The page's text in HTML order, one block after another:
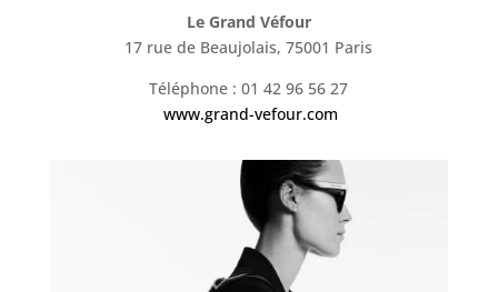
Le Grand Véfour
17 rue de Beaujolais, 75001 Paris
Téléphone : 01 42 96 56 27
www.grand-vefour.com